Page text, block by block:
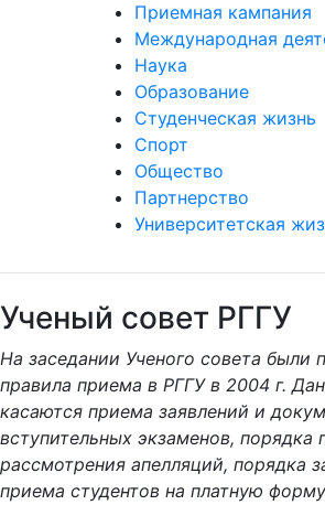
Приемная кампания
Международная
Наука
Образование
Студенческая жизнь
Спорт
Общество
Партнерство
Университетская
Ученый совет РГГУ
На заседании Ученого совета были
правила приема в РГГУ в 2004 г.
касаются приема заявлений и
вступительных экзаменов, порядка
рассмотрения апелляций, порядка
приема студентов на платную